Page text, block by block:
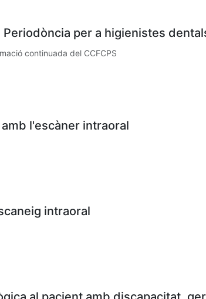
Periodòncia per a higienistes
continuada del CCFCPS
l'escàner intraoral
intraoral